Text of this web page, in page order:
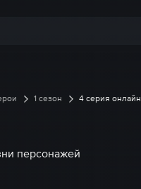
1 сезон 4 серия онлайн
персонажей